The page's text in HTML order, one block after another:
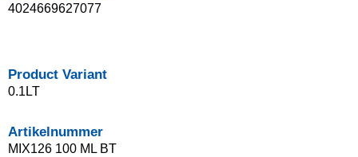
4024669627077
Product Variant
0.1LT
Artikelnummer
MIX126 100 ML BT